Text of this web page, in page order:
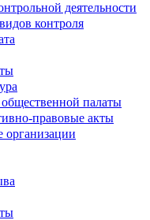
деятельности
контроля
палаты
правовые акты
организации